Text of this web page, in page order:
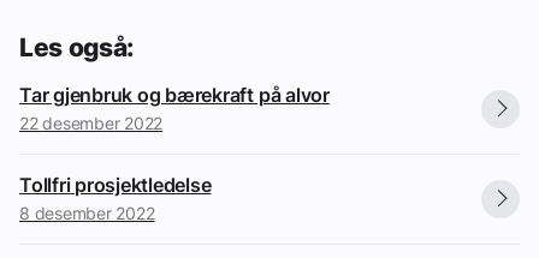
Les også:
Tar gjenbruk og bærekraft på alvor
22 desember 2022
Tollfri prosjektledelse
8 desember 2022